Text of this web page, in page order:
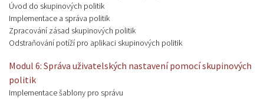
Úvod do skupinových politik
Implementace a správa politik
Zpracování zásad skupinových politik
Odstraňování potíží pro aplikaci skupinových politik
Modul 6: Správa uživatelských nastavení pomocí skupinových
politik
Implementace šablony pro správu